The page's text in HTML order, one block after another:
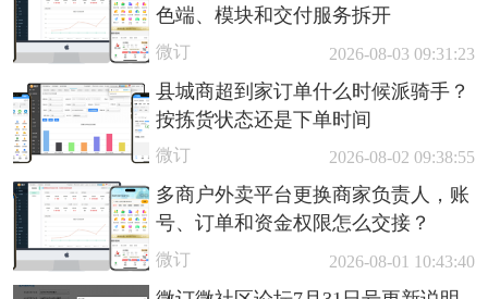
色端、模块和交付服务拆开
微订 2026-08-03 09:31:23
县城商超到家订单什么时候派骑手？
按拣货状态还是下单时间
微订 2026-08-02 09:38:55
多商户外卖平台更换商家负责人，账
号、订单和资金权限怎么交接？
微订 2026-08-01 10:43:40